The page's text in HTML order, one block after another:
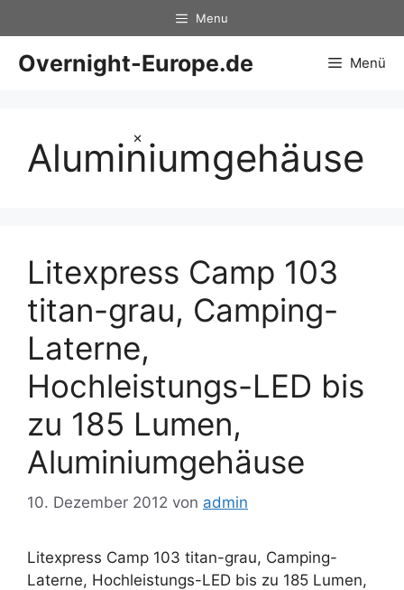
×
Inhalt
springen
Menu
Overnight-Europe.de Menü
Aluminiumgehäuse
Litexpress Camp 103
titan-grau, Camping-
Laterne,
Hochleistungs-LED bis
zu 185 Lumen,
Aluminiumgehäuse
10. Dezember 2012 von admin
Litexpress Camp 103 titan-grau, Camping-
Laterne, Hochleistungs-LED bis zu 185 Lumen,